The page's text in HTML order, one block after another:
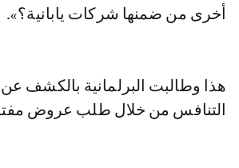
أخرى من ضمنها شركات يابانية؟».
هذا وطالبت البرلمانية بالكشف عن
التنافس من خلال طلب عروض